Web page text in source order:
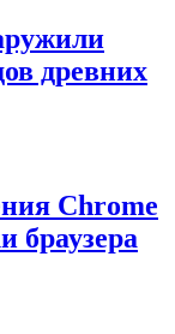
древних
Chrome
браузера